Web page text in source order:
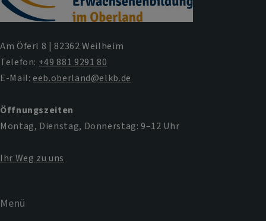
Am Öferl 8 | 82362 Weilheim
Telefon: +49 881 9291 80
E-Mail: eeb.oberland@elkb.de
Öffnungszeiten
Montag, Dienstag, Donnerstag: 9–12 Uhr
Ihr Weg zu uns
Menü